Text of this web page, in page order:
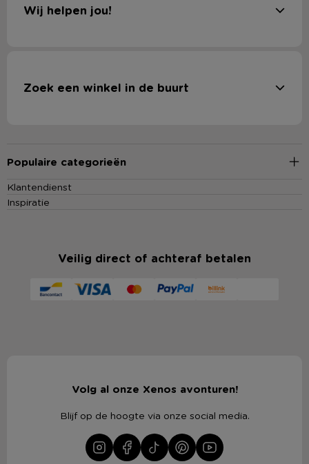
Wij helpen jou!
Zoek een winkel in de buurt
Populaire categorieën
Klantendienst
Inspiratie
Veilig direct of achteraf betalen
Volg al onze Xenos avonturen!
Blijf op de hoogte via onze social media.